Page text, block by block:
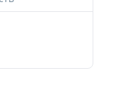
Тачки